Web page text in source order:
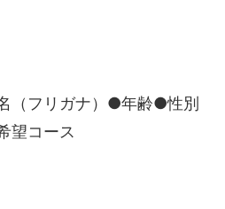
フリガナ）●年齢●性別
望コース